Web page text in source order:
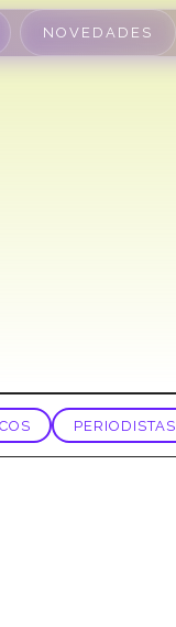
NOVEDADES
PERIODISTAS